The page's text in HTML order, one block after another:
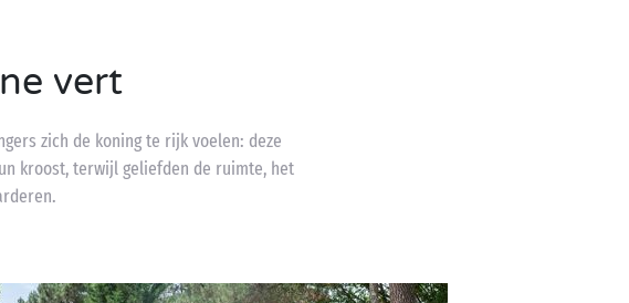
vert
zich de koning te rijk voelen: deze
kroost, terwijl geliefden de ruimte, het